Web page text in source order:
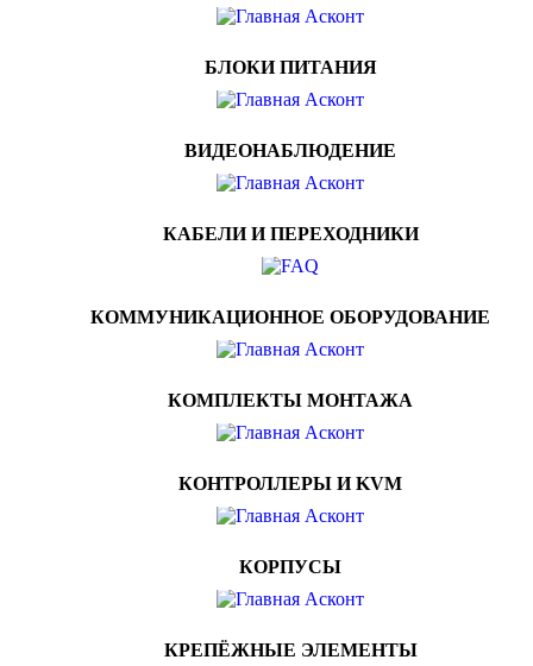
БЛОКИ ПИТАНИЯ
ВИДЕОНАБЛЮДЕНИЕ
КАБЕЛИ И ПЕРЕХОДНИКИ
КОММУНИКАЦИОННОЕ ОБОРУДОВАНИЕ
КОМПЛЕКТЫ МОНТАЖА
КОНТРОЛЛЕРЫ И KVM
КОРПУСЫ
КРЕПЁЖНЫЕ ЭЛЕМЕНТЫ